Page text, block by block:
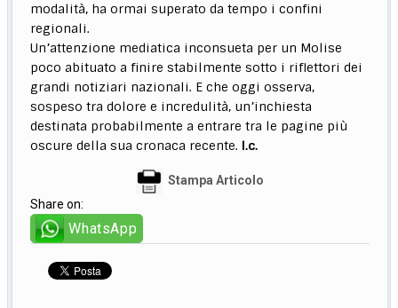
modalità, ha ormai superato da tempo i confini
regionali.
Un’attenzione mediatica inconsueta per un Molise
poco abituato a finire stabilmente sotto i riflettori dei
grandi notiziari nazionali. E che oggi osserva,
sospeso tra dolore e incredulità, un’inchiesta
destinata probabilmente a entrare tra le pagine più
oscure della sua cronaca recente. l.c.
Stampa Articolo
Share on:
WhatsApp